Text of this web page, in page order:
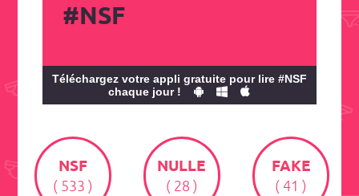
#NSF
Téléchargez votre appli gratuite pour lire #NSF
chaque jour !
NSF
( 533 )
NULLE
( 28 )
FAKE
( 41 )